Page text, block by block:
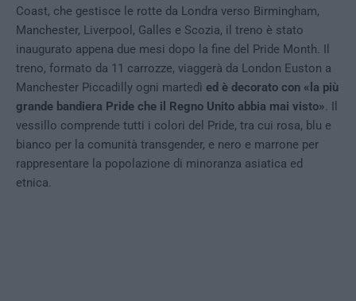
Coast, che gestisce le rotte da Londra verso Birmingham,
Manchester, Liverpool, Galles e Scozia, il treno è stato
inaugurato appena due mesi dopo la fine del Pride Month. Il
treno, formato da 11 carrozze, viaggerà da London Euston a
Manchester Piccadilly ogni martedì ed è decorato con «la più
grande bandiera Pride che il Regno Unito abbia mai visto». Il
vessillo comprende tutti i colori del Pride, tra cui rosa, blu e
bianco per la comunità transgender, e nero e marrone per
rappresentare la popolazione di minoranza asiatica ed
etnica.